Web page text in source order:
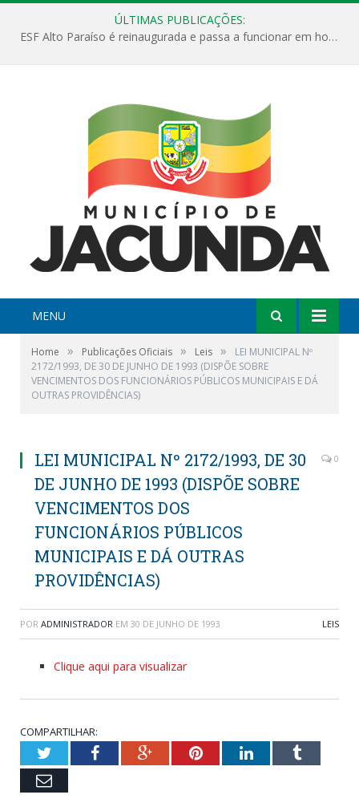
ÚLTIMAS PUBLICAÇÕES:
ESF Alto Paraíso é reinaugurada e passa a funcionar em horário estendido
MENU
Home » Publicações Oficiais » Leis »
LEI MUNICIPAL Nº
2172/1993, DE 30 DE JUNHO DE 1993 (DISPÕE SOBRE
VENCIMENTOS DOS FUNCIONÁRIOS PÚBLICOS MUNICIPAIS E DÁ
OUTRAS PROVIDÊNCIAS)
LEI MUNICIPAL Nº 2172/1993, DE 30
DE JUNHO DE 1993 (DISPÕE SOBRE
VENCIMENTOS DOS
FUNCIONÁRIOS PÚBLICOS
MUNICIPAIS E DÁ OUTRAS
PROVIDÊNCIAS)
0
POR ADMINISTRADOR EM 30 DE JUNHO DE 1993 LEIS
Clique aqui para visualizar
COMPARTILHAR:
TwitterFacebookGoogle+PinterestLinkedInTumblr
Email